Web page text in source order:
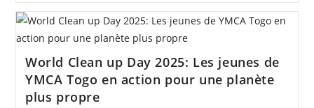
World Clean up Day 2025: Les jeunes de
YMCA Togo en action pour une planète
plus propre